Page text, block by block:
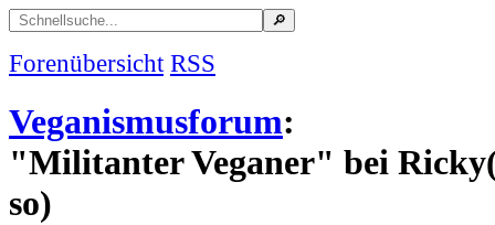
Forenübersicht RSS
Veganismusforum:
"Militanter Veganer" bei
so)